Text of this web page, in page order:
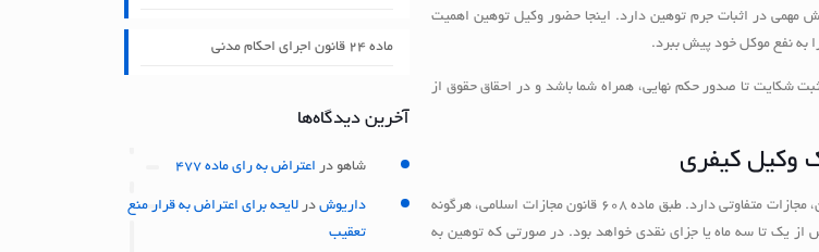
مهمی در اثبات جرم توهین دارد. اینجا حضور وکیل توهین اهمیت
را به نفع موکل خود پیش ببرد.
شکایت تا صدور حکم نهایی، همراه شما باشد و در احقاق حقوق از
وکیل کیفری
مطابق قانون مجازات اسلامی، توهین به افراد جرم محسوب می‌شود و بسته به شدت و شرایط آن، مجازات متفاوتی دارد. طبق ماده ۶۰۸ قانون مجازات اسلامی، هرگونه
از یک تا سه ماه یا جزای نقدی خواهد بود. در صورتی که توهین به
ماده ۲۴ قانون اجرای احکام مدنی
آخرین دیدگاه‌ها
شاهو در اعتراض به رای ماده 477
داریوشدر لایحه برای اعتراض به قرار منع
تعقیب